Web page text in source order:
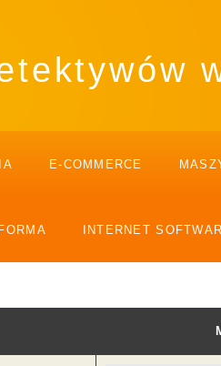
E-COMMERCE
FORMA INTERNET